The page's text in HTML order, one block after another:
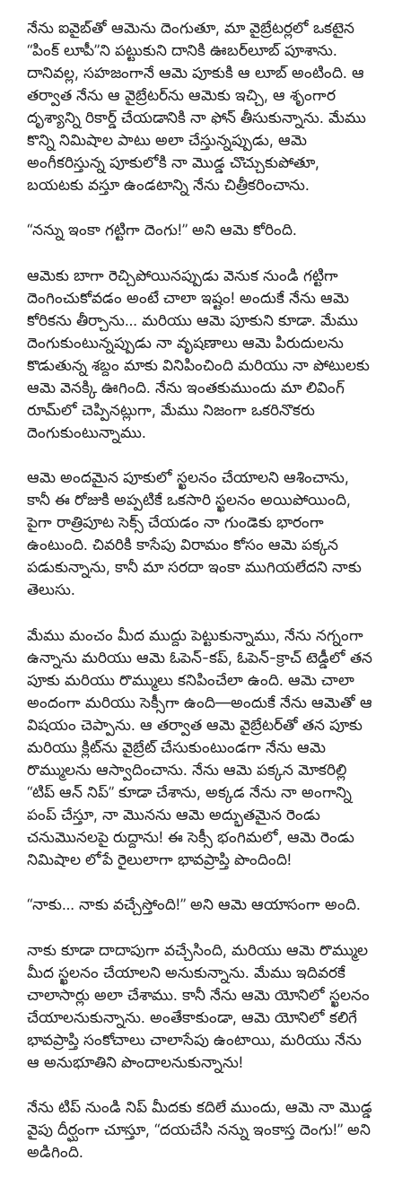
నేను ఐవైబ్‌తో ఆమెను దెంగుతూ, మా వైబ్రేటర్లలో ఒకటైన
“పింక్ లూపీ”ని పట్టుకుని దానికి ఊబర్‌లూబ్ పూశాను.
దానివల్ల, సహజంగానే ఆమె పూకుకి ఆ లూబ్ అంటింది. ఆ
తర్వాత నేను ఆ వైబ్రేటర్‌ను ఆమెకు ఇచ్చి, ఆ శృంగార
దృశ్యాన్ని రికార్డ్ చేయడానికి నా ఫోన్ తీసుకున్నాను. మేము
కొన్ని నిమిషాల పాటు అలా చేస్తున్నప్పుడు, ఆమె
అంగీకరిస్తున్న పూకులోకి నా మొడ్డ చొచ్చుకుపోతూ,
బయటకు వస్తూ ఉండటాన్ని నేను చిత్రీకరించాను.
“నన్ను ఇంకా గట్టిగా దెంగు!” అని ఆమె కోరింది.
ఆమెకు బాగా రెచ్చిపోయినప్పుడు వెనుక నుండి గట్టిగా
దెంగించుకోవడం అంటే చాలా ఇష్టం! అందుకే నేను ఆమె
కోరికను తీర్చాను… మరియు ఆమె పూకుని కూడా. మేము
దెంగుకుంటున్నప్పుడు నా వృషణాలు ఆమె పిరుదులను
కొడుతున్న శబ్దం మాకు వినిపించింది మరియు నా పోటులకు
ఆమె వెనక్కి ఊగింది. నేను ఇంతకుముందు మా లివింగ్
రూమ్‌లో చెప్పినట్లుగా, మేము నిజంగా ఒకరినొకరు
దెంగుకుంటున్నాము.
ఆమె అందమైన పూకులో స్ఖలనం చేయాలని ఆశించాను,
కానీ ఈ రోజుకి అప్పటికే ఒకసారి స్ఖలనం అయిపోయింది,
పైగా రాత్రిపూట సెక్స్ చేయడం నా గుండెకు భారంగా
ఉంటుంది. చివరికి కాసేపు విరామం కోసం ఆమె పక్కన
పడుకున్నాను, కానీ మా సరదా ఇంకా ముగియలేదని నాకు
తెలుసు.
మేము మంచం మీద ముద్దు పెట్టుకున్నాము, నేను నగ్నంగా
ఉన్నాను మరియు ఆమె ఓపెన్-కప్, ఓపెన్-క్రాచ్ టెడ్డీలో తన
పూకు మరియు రొమ్ములు కనిపించేలా ఉంది. ఆమె చాలా
అందంగా మరియు సెక్సీగా ఉంది—అందుకే నేను ఆమెతో ఆ
విషయం చెప్పాను. ఆ తర్వాత ఆమె వైబ్రేటర్‌తో తన పూకు
మరియు క్లిట్‌ను వైబ్రేట్ చేసుకుంటుండగా నేను ఆమె
రొమ్ములను ఆస్వాదించాను. నేను ఆమె పక్కన మోకరిల్లి
“టిప్ ఆన్ నిప్” కూడా చేశాను, అక్కడ నేను నా అంగాన్ని
పంప్ చేస్తూ, నా మొనను ఆమె అద్భుతమైన రెండు
చనుమొనలపై రుద్దాను! ఈ సెక్సీ భంగిమలో, ఆమె రెండు
నిమిషాల లోపే రైలులాగా భావప్రాప్తి పొందింది!
“నాకు… నాకు వచ్చేస్తోంది!” అని ఆమె ఆయాసంగా అంది.
నాకు కూడా దాదాపుగా వచ్చేసింది, మరియు ఆమె రొమ్ముల
మీద స్ఖలనం చేయాలని అనుకున్నాను. మేము ఇదివరకే
చాలాసార్లు అలా చేశాము. కానీ నేను ఆమె యోనిలో స్ఖలనం
చేయాలనుకున్నాను. అంతేకాకుండా, ఆమె యోనిలో కలిగే
భావప్రాప్తి సంకోచాలు చాలాసేపు ఉంటాయి, మరియు నేను
ఆ అనుభూతిని పొందాలనుకున్నాను!
నేను టిప్ నుండి నిప్ మీదకు కదిలే ముందు, ఆమె నా మొడ్డ
వైపు దీర్ఘంగా చూస్తూ, “దయచేసి నన్ను ఇంకాస్త దెంగు!” అని
అడిగింది.